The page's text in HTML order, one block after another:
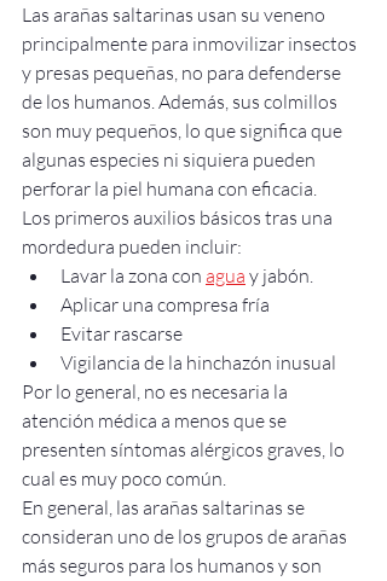
Las arañas saltarinas usan su veneno
principalmente para inmovilizar insectos
y presas pequeñas, no para defenderse
de los humanos. Además, sus colmillos
son muy pequeños, lo que significa que
algunas especies ni siquiera pueden
perforar la piel humana con eficacia.
Los primeros auxilios básicos tras una
mordedura pueden incluir:
Lavar la zona con agua y jabón.
Aplicar una compresa fría
Evitar rascarse
Vigilancia de la hinchazón inusual
Por lo general, no es necesaria la
atención médica a menos que se
presenten síntomas alérgicos graves, lo
cual es muy poco común.
En general, las arañas saltarinas se
consideran uno de los grupos de arañas
más seguros para los humanos y son